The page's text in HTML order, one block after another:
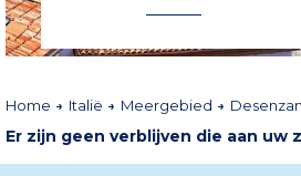
Home
Italië Meergebied
Er zijn geen verblijven die aan uw